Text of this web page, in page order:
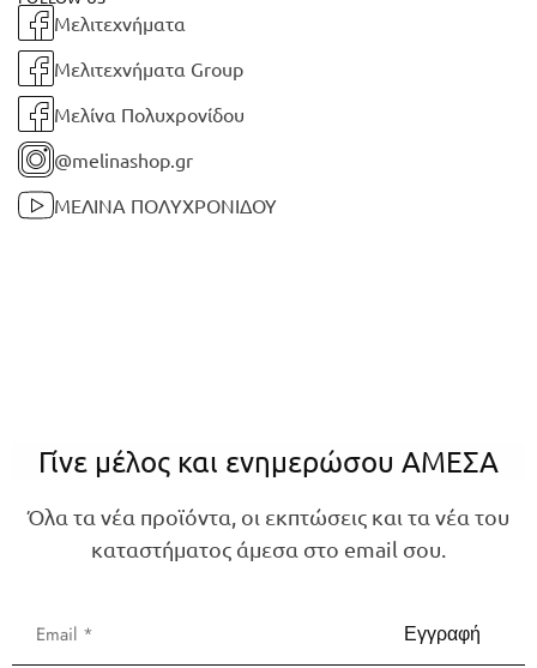
Μελιτεχνήματα
Μελιτεχνήματα Group
Μελίνα Πολυχρονίδου
@melinashop.gr
ΜΕΛΙΝΑ ΠΟΛΥΧΡΟΝΙΔΟΥ
Γίνε μέλος και ενημερώσου ΑΜΕΣΑ
Όλα τα νέα προϊόντα, οι εκπτώσεις και τα νέα του
καταστήματος άμεσα στο email σου.